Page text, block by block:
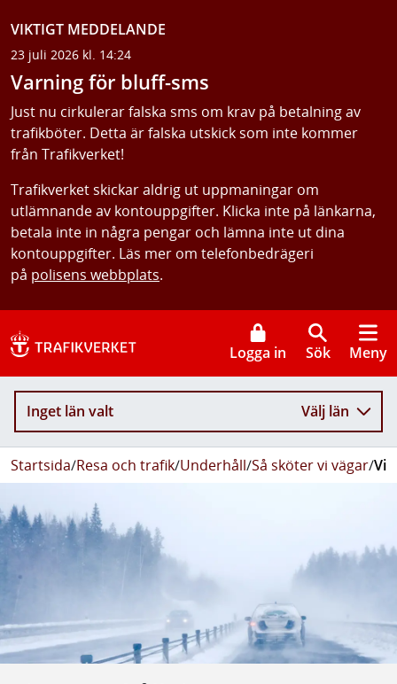
VIKTIGT MEDDELANDE
23 juli 2026 kl. 14:24
Varning för bluff-sms
Just nu cirkulerar falska sms om krav på betalning av
trafikböter. Detta är falska utskick som inte kommer
från Trafikverket!
Trafikverket skickar aldrig ut uppmaningar om
utlämnande av kontouppgifter. Klicka inte på länkarna,
betala inte in några pengar och lämna inte ut dina
kontouppgifter. Läs mer om telefonbedrägeri
på polisens webbplats.
Logga in Sök Meny
Inget län valt Välj län
Startsida/Resa och trafik/Underhåll/Så sköter vi vägar/